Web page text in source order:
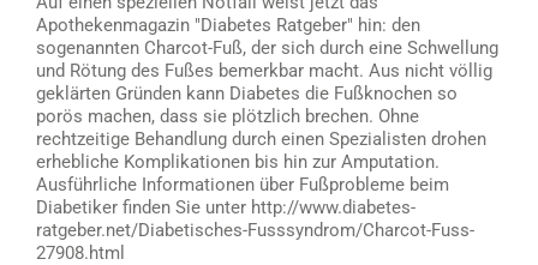
Apothekenmagazin "Diabetes Ratgeber" hin: den
sogenannten Charcot-Fuß, der sich durch eine Schwellung
und Rötung des Fußes bemerkbar macht. Aus nicht völlig
geklärten Gründen kann Diabetes die Fußknochen so
porös machen, dass sie plötzlich brechen. Ohne
rechtzeitige Behandlung durch einen Spezialisten drohen
erhebliche Komplikationen bis hin zur Amputation.
Ausführliche Informationen über Fußprobleme beim
Diabetiker finden Sie unter http://www.diabetes-
ratgeber.net/Diabetisches-Fusssyndrom/Charcot-Fuss-
27908.html